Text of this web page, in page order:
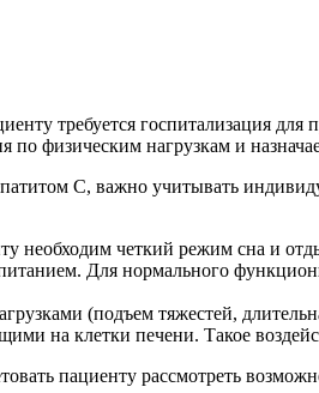
требуется госпитализация
по физическим нагрузкам и
С, важно учитывать
четкий режим сна и
Для нормального
(подъем тяжестей,
на клетки печени. Такое
пациенту рассмотреть